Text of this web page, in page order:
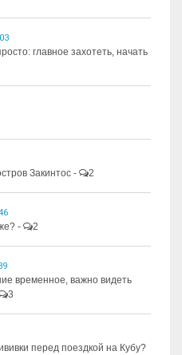
главное захотеть, начать
Закинтос - 2
- 2
временное, важно видеть
3
перед поездкой на Кубу?